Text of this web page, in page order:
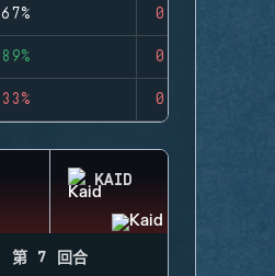
67% 0
89% 0
33% 0
KAID
第 7 回合